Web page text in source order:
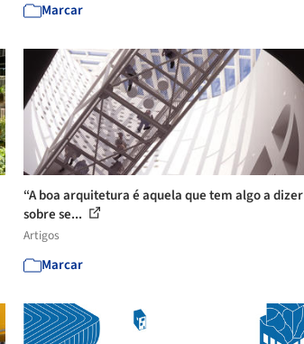
Marcar
“A boa arquitetura é aquela que tem algo a dizer
sobre se...
Artigos
Marcar